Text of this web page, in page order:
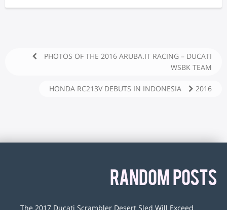
PHOTOS OF THE 2016 ARUBA.IT RACING – DUCATI
WSBK TEAM
2016 HONDA RC213V DEBUTS IN INDONESIA
RANDOM POSTS
The 2017 Ducati Scrambler Desert Sled Will Exceed